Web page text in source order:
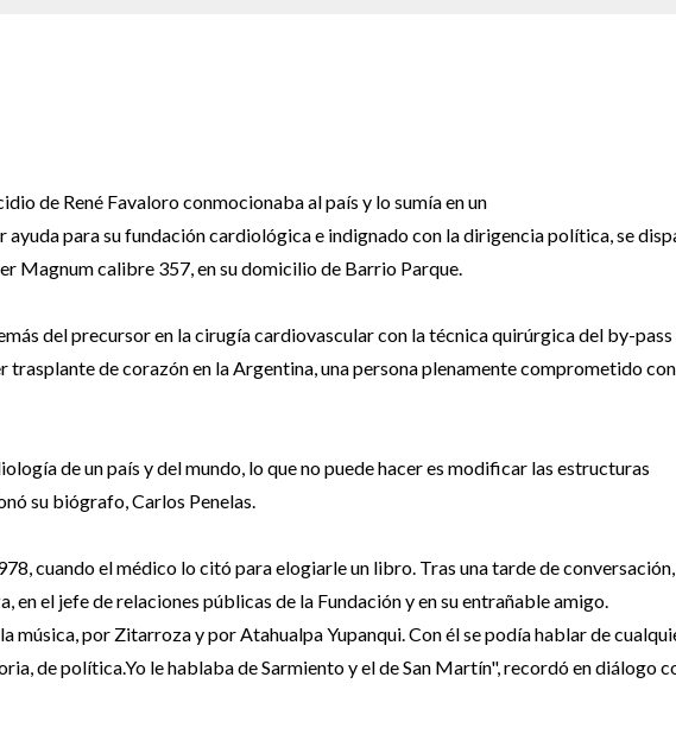
de René Favaloro conmocionaba al país y lo sumía en un
ayuda para su fundación cardiológica e indignado con la dirigencia política, se
Magnum calibre 357, en su domicilio de Barrio Parque.
del precursor en la cirugía cardiovascular con la técnica quirúrgica del by-pass
de corazón en la Argentina, una persona plenamente comprometido
de un país y del mundo, lo que no puede hacer es modificar las estructuras
su biógrafo, Carlos Penelas.
cuando el médico lo citó para elogiarle un libro. Tras una tarde de
en el jefe de relaciones públicas de la Fundación y en su entrañable amigo.
música, por Zitarroza y por Atahualpa Yupanqui. Con él se podía hablar de
de política.Yo le hablaba de Sarmiento y el de San Martín", recordó en diálogo